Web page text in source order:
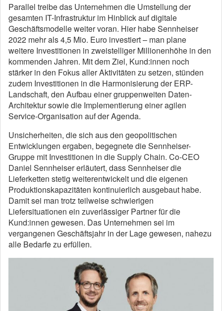
Parallel treibe das Unternehmen die Umstellung der
gesamten IT-Infrastruktur im Hinblick auf digitale
Geschäftsmodelle weiter voran. Hier habe Sennheiser
2022 mehr als 4,5 Mio. Euro investiert – man plane
weitere Investitionen in zweistelliger Millionenhöhe in den
kommenden Jahren. Mit dem Ziel, Kund:innen noch
stärker in den Fokus aller Aktivitäten zu setzen, stünden
zudem Investitionen in die Harmonisierung der ERP-
Landschaft, den Aufbau einer gruppenweiten Daten-
Architektur sowie die Implementierung einer agilen
Service-Organisation auf der Agenda.
Unsicherheiten, die sich aus den geopolitischen
Entwicklungen ergaben, begegnete die Sennheiser-
Gruppe mit Investitionen in die Supply Chain. Co-CEO
Daniel Sennheiser erläutert, dass Sennheiser die
Lieferketten stetig weiterentwickelt und die eigenen
Produktionskapazitäten kontinuierlich ausgebaut habe.
Damit sei man trotz teilweise schwierigen
Liefersituationen ein zuverlässiger Partner für die
Kund:innen gewesen. Das Unternehmen sei im
vergangenen Geschäftsjahr in der Lage gewesen, nahezu
alle Bedarfe zu erfüllen.